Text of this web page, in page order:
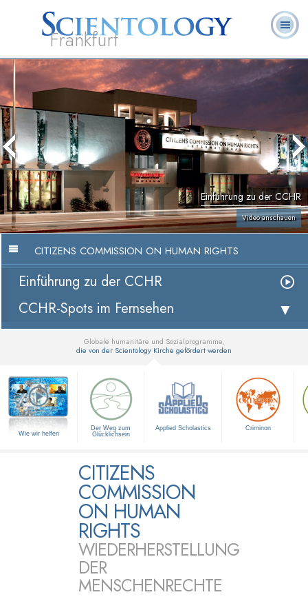
Frankfurt
L. Ron
Hubbard
Was ist
Scientology?
Ehrenamtliche
Geistliche
Häufig gestellte
Bücher
Einführung zu der CCHR
Video anschauen
CITIZENS COMMISSION ON HUMAN RIGHTS
Einführung zu der CCHR
CCHR-Spots im Fernsehen
Globale humanitäre und Sozialprogramme,
die von der Scientology Kirche gefördert werden
Wie wir helfen
Der Weg zum
Glücklichsein
Applied Scholastics Criminon
CITIZENS
COMMISSION
ON HUMAN
RIGHTS
WIEDERHERSTELLUNG
DER
MENSCHENRECHTE